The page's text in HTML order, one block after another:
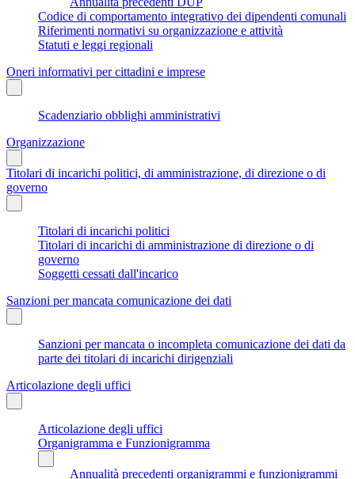
Codice di comportamento integrativo dei dipendenti comunali
Riferimenti normativi su organizzazione e attività
Statuti e leggi regionali
Oneri informativi per cittadini e imprese
Scadenziario obblighi amministrativi
Organizzazione
Titolari di incarichi politici, di amministrazione, di direzione o di
governo
Titolari di incarichi politici
Titolari di incarichi di amministrazione di direzione o di
governo
Soggetti cessati dall'incarico
Sanzioni per mancata comunicazione dei dati
Sanzioni per mancata o incompleta comunicazione dei dati da
parte dei titolari di incarichi dirigenziali
Articolazione degli uffici
Articolazione degli uffici
Organigramma e Funzionigramma
Annualità precedenti organigrammi e funzionigrammi